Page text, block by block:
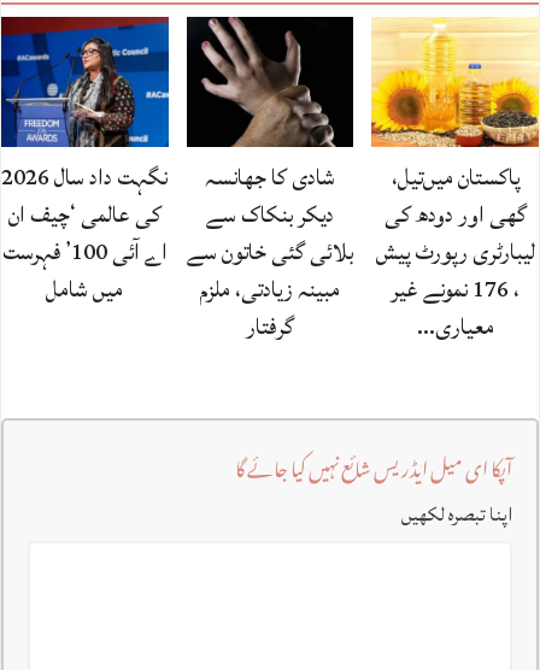
پاکستان میں‌تیل،
گھی اور دودھ کی
لیبارٹری رپورٹ پیش
، 176 نمونے غیر
معیاری…
شادی کا جھانسہ
دیکر بنکاک سے
بلائی گئی خاتون سے
مبینہ زیادتی، ملزم
گرفتار
نگہت داد سال 2026
کی عالمی ‘چیف ان
اے آئی 100’ فہرست
میں شامل
آپکا ای میل ایڈریس شائع نہیں کیا جائے گا
اپنا تبصرہ لکھیں